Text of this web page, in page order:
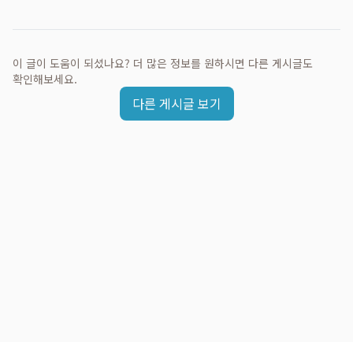
이 글이 도움이 되셨나요? 더 많은 정보를 원하시면 다른 게시글도
확인해보세요.
다른 게시글 보기